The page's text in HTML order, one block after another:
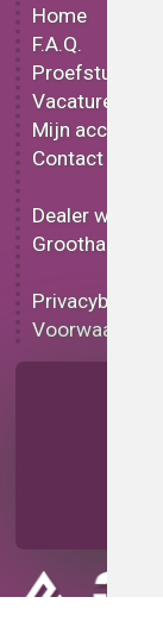
Home
F.A.Q.
Proefstuk
Vacatures
Mijn account
Contact
Dealer worden
Groothandel
Privacybeleid
Voorwaarden